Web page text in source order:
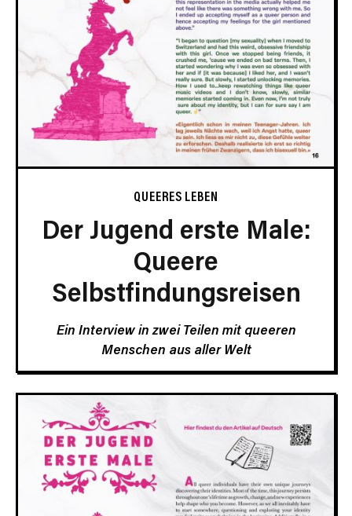
QUEERES LEBEN
Der Jugend erste Male:
Queere
Selbstfindungsreisen
Ein Interview in zwei Teilen mit queeren
Menschen aus aller Welt